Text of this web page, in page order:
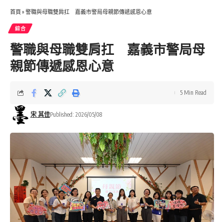
首頁 » 警職與母職雙肩扛 嘉義市警局母親節傳遞感恩心意
綜合
警職與母職雙肩扛 嘉義市警局母
親節傳遞感恩心意
宋 其佳Published: 2026/05/08
5 Min Read